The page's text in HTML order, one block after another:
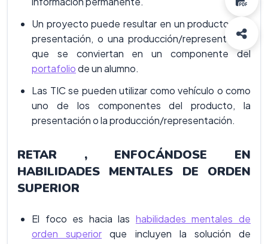
Un proyecto puede resultar en un producto, una
presentación, o una producción/representación
que se conviertan en un componente del
portafoliode un alumno.
Las TIC se pueden utilizar como vehículo o como
uno de los componentes del producto, la
presentación o la producción/representación.
RETAR , ENFOCÁNDOSE EN
HABILIDADES MENTALES DE ORDEN
SUPERIOR
El foco es hacia las habilidades mentales de
orden superior que incluyen la solución de